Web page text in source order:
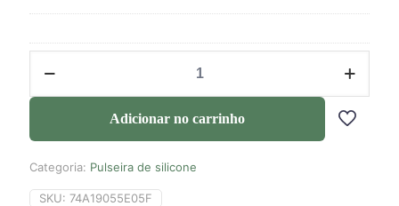
Adicionar no carrinho
Categoria: Pulseira de silicone
SKU: 74A19055E05F